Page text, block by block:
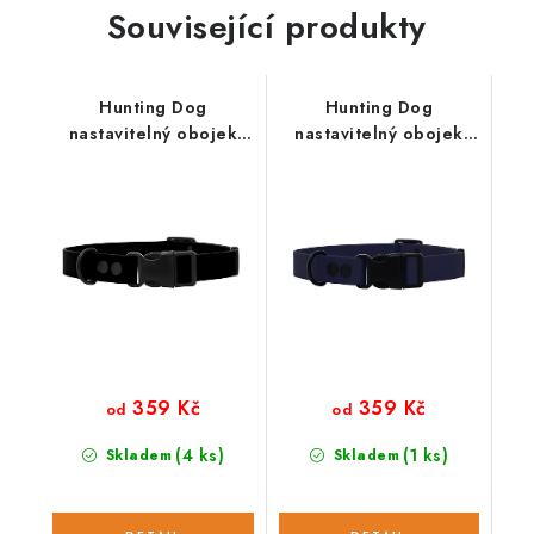
Související produkty
Hunting Dog
nastavitelný obojek
Skladem (4 ks)
od 359 Kč
Hunting Dog
nastavitelný obojek
Skladem (1 ks)
od 359 Kč